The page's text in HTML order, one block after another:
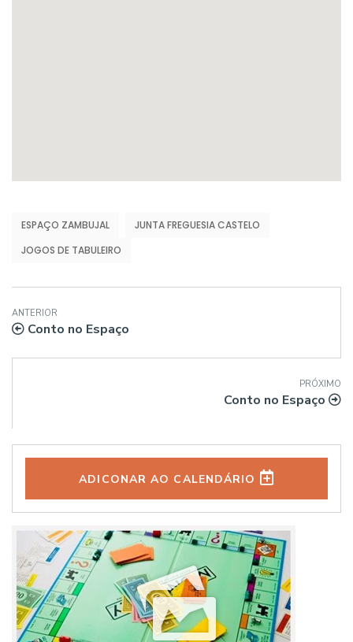
ESPAÇO ZAMBUJAL
JUNTA FREGUESIA CASTELO
JOGOS DE TABULEIRO
ANTERIOR
Conto no Espaço
PRÓXIMO
Conto no Espaço
ADICONAR AO CALENDÁRIO